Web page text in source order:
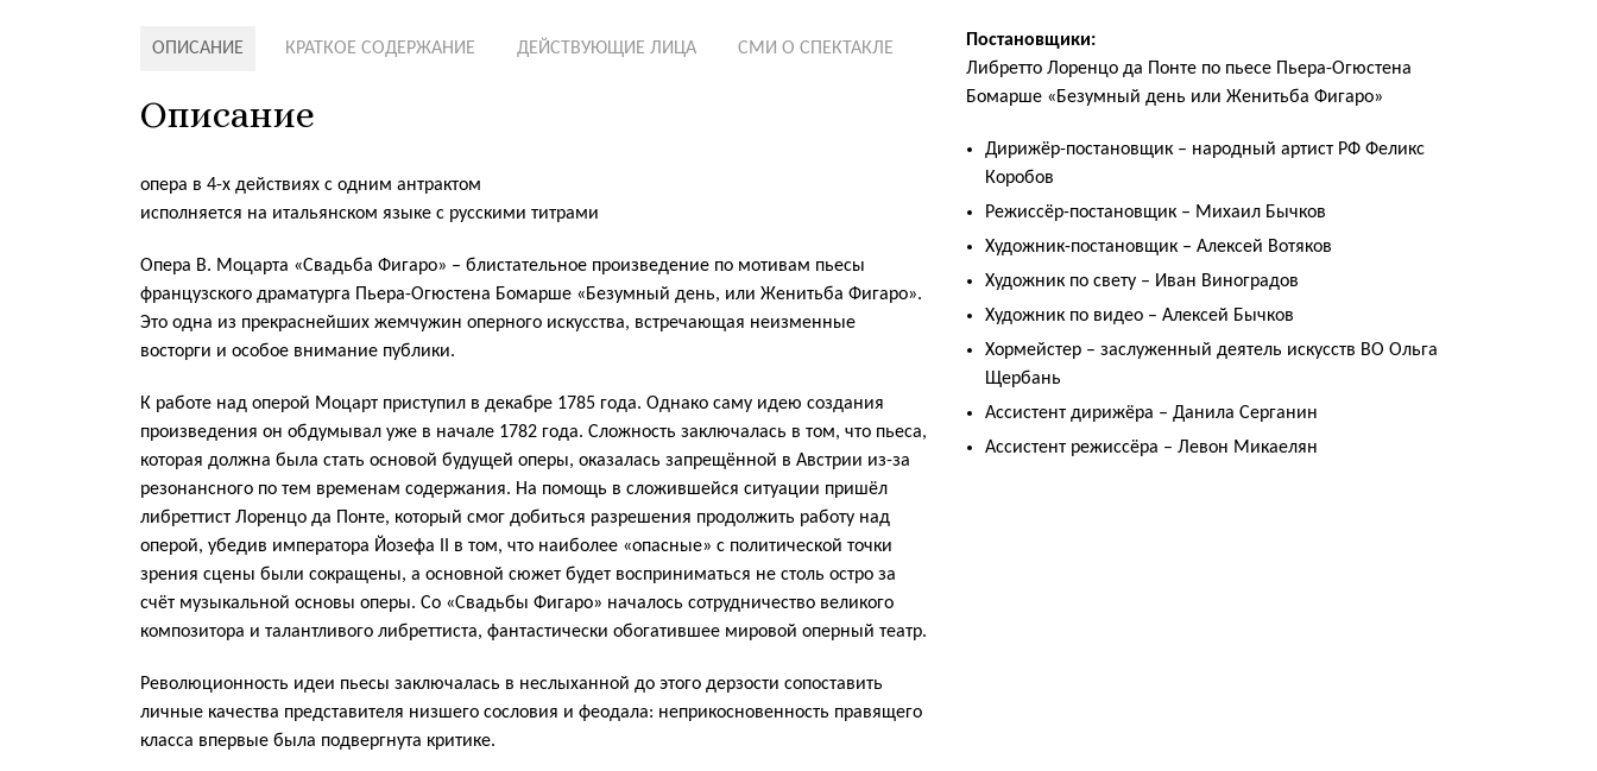
ОПИСАНИЕ КРАТКОЕ СОДЕРЖАНИЕ ДЕЙСТВУЮЩИЕ ЛИЦА СМИ О СПЕКТАКЛЕ
Описание
опера в 4-х действиях с одним антрактом
исполняется на итальянском языке с русскими титрами
Опера В. Моцарта «Свадьба Фигаро» – блистательное произведение по мотивам пьесы
французского драматурга Пьера-Огюстена Бомарше «Безумный день, или Женитьба Фигаро».
Это одна из прекраснейших жемчужин оперного искусства, встречающая неизменные
восторги и особое внимание публики.
К работе над оперой Моцарт приступил в декабре 1785 года. Однако саму идею создания
произведения он обдумывал уже в начале 1782 года. Сложность заключалась в том, что пьеса,
которая должна была стать основой будущей оперы, оказалась запрещённой в Австрии из-за
резонансного по тем временам содержания. На помощь в сложившейся ситуации пришёл
либреттист Лоренцо да Понте, который смог добиться разрешения продолжить работу над
оперой, убедив императора Йозефа II в том, что наиболее «опасные» с политической точки
зрения сцены были сокращены, а основной сюжет будет восприниматься не столь остро за
счёт музыкальной основы оперы. Со «Свадьбы Фигаро» началось сотрудничество великого
композитора и талантливого либреттиста, фантастически обогатившее мировой оперный театр.
Революционность идеи пьесы заключалась в неслыханной до этого дерзости сопоставить
личные качества представителя низшего сословия и феодала: неприкосновенность правящего
класса впервые была подвергнута критике.
Постановщики:
Либретто Лоренцо да Понте по пьесе Пьера-Огюстена
Бомарше «Безумный день или Женитьба Фигаро»
Дирижёр-постановщик – народный артист РФ Феликс
Коробов
Режиссёр-постановщик – Михаил Бычков
Художник-постановщик – Алексей Вотяков
Художник по свету – Иван Виноградов
Художник по видео – Алексей Бычков
Хормейстер – заслуженный деятель искусств ВО Ольга
Щербань
Ассистент дирижёра – Данила Серганин
Ассистент режиссёра – Левон Микаелян